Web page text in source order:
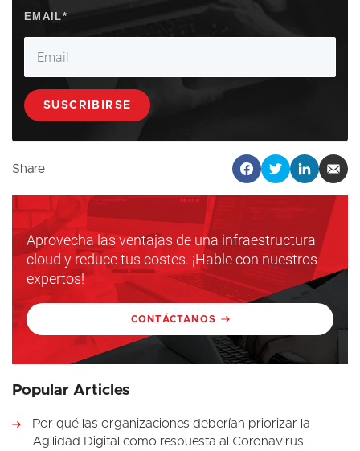
Share
Aprovecha las ventajas de una infraestructura
cloud y reduce tus costes. ¡Hable con nuestros
expertos!
CONTÁCTANOS
Popular Articles
Por qué las organizaciones deberían priorizar la
Agilidad Digital como respuesta al Coronavirus